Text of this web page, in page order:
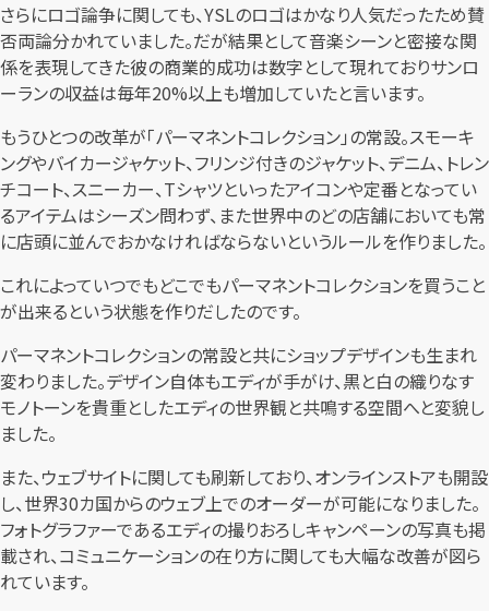
さらにロゴ論争に関しても、YSLのロゴはかなり人気だったため賛
否両論分かれていました。だが結果として音楽シーンと密接な関
係を表現してきた彼の商業的成功は数字として現れておりサンロ
ーランの収益は毎年20%以上も増加していたと言います。
もうひとつの改革が「パーマネントコレクション」の常設。スモーキ
ングやバイカージャケット、フリンジ付きのジャケット、デニム、トレン
チコート、スニーカー、Tシャツといったアイコンや定番となってい
るアイテムはシーズン問わず、また世界中のどの店舗においても常
に店頭に並んでおかなければならないというルールを作りました。
これによっていつでもどこでもパーマネントコレクションを買うこと
が出来るという状態を作りだしたのです。
パーマネントコレクションの常設と共にショップデザインも生まれ
変わりました。デザイン自体もエディが手がけ、黒と白の織りなす
モノトーンを貴重としたエディの世界観と共鳴する空間へと変貌し
ました。
また、ウェブサイトに関しても刷新しており、オンラインストアも開設
し、世界30カ国からのウェブ上でのオーダーが可能になりました。
フォトグラファーであるエディの撮りおろしキャンペーンの写真も掲
載され、コミュニケーションの在り方に関しても大幅な改善が図ら
れています。